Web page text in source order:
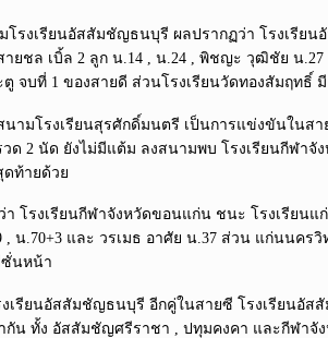
โรงเรียนอัสสัมชัญธนบุรี ผลปรากฏว่า โรงเรีย
ายชล เบิ้ล 2 ลูก น.14 , น.24 , พิชญะ วุฒิชัย น
ตู จบที่ 1 ของสายดี ส่วนโรงเรียนวัดทองสัมฤทธิ์
ามโรงเรียนสุรศักดิ์มนตรี เป็นการแข่งขันในส
ด 2 นัด ยังไม่มีแต้ม ลงสนามพบ โรงเรียนกีฬา
ดท้ายด้วย
า โรงเรียนกีฬาจังหวัดขอนแก่น ชนะ โรงเรีย
, น.70+3 และ วรเมธ อาศัย น.37 ส่วน แก่นนค
ซั่นหน้า
เรียนอัสสัมชัญธนบุรี อีกคู่ในสายซี โรงเรียนอั
กัน ทั้ง อัสสัมชัญศรีราชา , ปทุมคงคา และกีฬา